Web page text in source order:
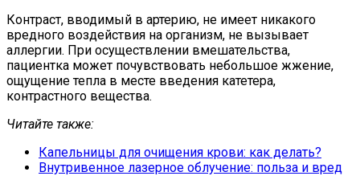
Контраст, вводимый в артерию, не имеет никакого
вредного воздействия на организм, не вызывает
аллергии. При осуществлении вмешательства,
пациентка может почувствовать небольшое жжение,
ощущение тепла в месте введения катетера,
контрастного вещества.
Читайте также:
Капельницы для очищения крови: как делать?
Внутривенное лазерное облучение: польза и вред